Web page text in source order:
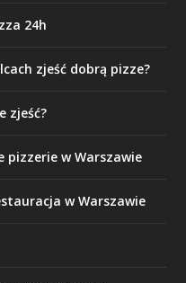
24h
zjeść dobrą pizze?
zjeść?
pizzerie w Warszawie
w Warszawie